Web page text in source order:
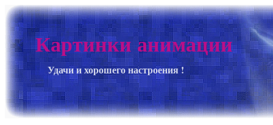
Картинки анимации
Удачи и хорошего настроения !